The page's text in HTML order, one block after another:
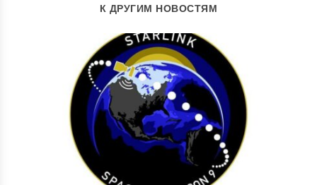
К ДРУГИМ НОВОСТЯМ